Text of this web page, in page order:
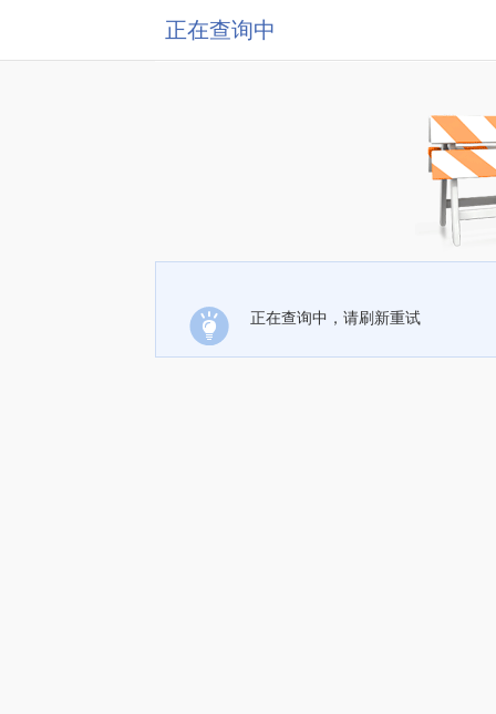
正在查询中
正在查询中，请刷新重试